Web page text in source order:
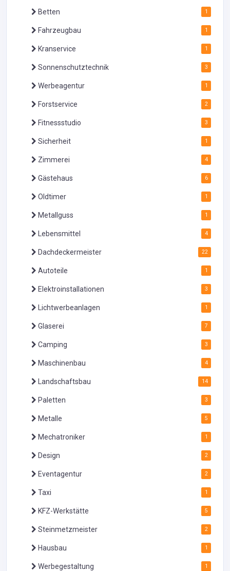
Betten 1
Fahrzeugbau 1
Kranservice 1
Sonnenschutztechnik 3
Werbeagentur 1
Forstservice 2
Fitnessstudio 3
Sicherheit 1
Zimmerei 4
Gästehaus 6
Oldtimer 1
Metallguss 1
Lebensmittel 4
Dachdeckermeister 22
Autoteile 1
Elektroinstallationen 3
Lichtwerbeanlagen 1
Glaserei 7
Camping 3
Maschinenbau 4
Landschaftsbau 14
Paletten 3
Metalle 5
Mechatroniker 1
Design 2
Eventagentur 2
Taxi 1
KFZ-Werkstätte 5
Steinmetzmeister 2
Hausbau 1
Werbegestaltung 1